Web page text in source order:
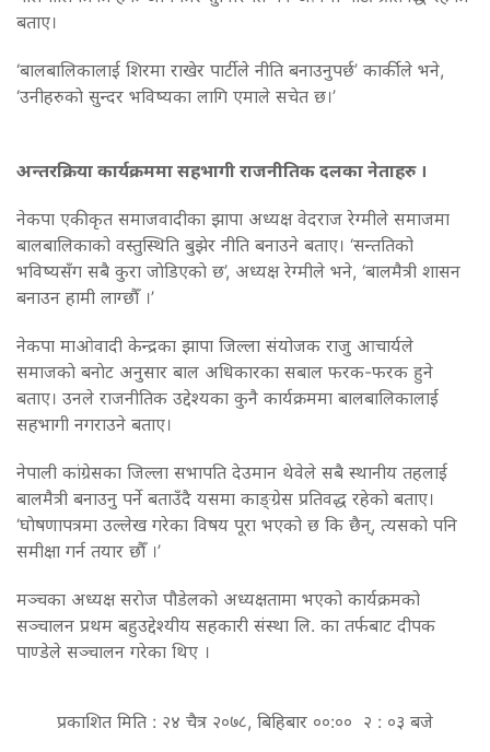
बताए।
‘बालबालिकालाई शिरमा राखेर पार्टीले नीति बनाउनुपर्छ’ कार्कीले भने,
‘उनीहरुकाे सुन्दर भविष्यका लागि एमाले सचेत छ।’
अन्तरक्रिया कार्यक्रममा सहभागी राजनीतिक दलका नेताहरु ।
नेकपा एकीकृत समाजवादीका झापा अध्यक्ष वेदराज रेग्मीले समाजमा
बालबालिकाको वस्तुस्थिति बुझेर नीति बनाउने बताए। ‘सन्ततिको
भविष्यसँग सबै कुरा जाेडिएकाे छ’, अध्यक्ष रेग्मीले भने, ‘बालमैत्री शासन
बनाउन हामी लाग्छौँ ।’
नेकपा माओवादी केन्द्रका झापा जिल्ला संयोजक राजु आचार्यले
समाजकाे बनाेट अनुसार बाल अधिकारका सबाल फरक-फरक हुने
बताए। उनले राजनीतिक उद्देश्यका कुनै कार्यक्रममा बालबालिकालाई
सहभागी नगराउने बताए।
नेपाली कांग्रेसका जिल्ला सभापति देउमान थेवेले सबै स्थानीय तहलाई
बालमैत्री बनाउनु पर्ने बताउँदै यसमा काङ्ग्रेस प्रतिवद्ध रहेको बताए।
‘घाेषणापत्रमा उल्लेख गरेका विषय पूरा भएको छ कि छैन्, त्यसकाे पनि
समीक्षा गर्न तयार छाैँ ।’
मञ्चका अध्यक्ष सराेज पौडेलको अध्यक्षतामा भएको कार्यक्रमको
सञ्चालन प्रथम बहुउद्देश्यीय सहकारी संस्था लि. का तर्फबाट दीपक
पाण्डेले सञ्चालन गरेका थिए ।
प्रकाशित मिति : २४ चैत्र २०७८, बिहिबार ००:०० २ : ०३ बजे